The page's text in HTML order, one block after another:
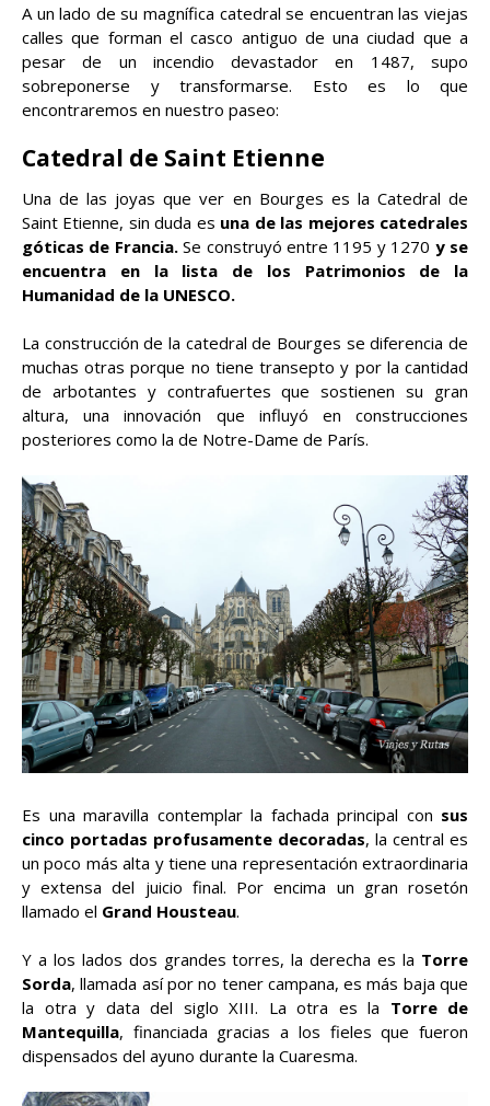
A un lado de su magnífica catedral se encuentran las viejas
calles que forman el casco antiguo de una ciudad que a
pesar de un incendio devastador en 1487, supo
sobreponerse y transformarse. Esto es lo que
encontraremos en nuestro paseo:
Catedral de Saint Etienne
Una de las joyas que ver en Bourges es la Catedral de
Saint Etienne, sin duda es una de las mejores catedrales
góticas de Francia.Se construyó entre 1195 y 1270 y se
encuentra en la lista de los Patrimonios de la
Humanidad de la UNESCO.
La construcción de la catedral de Bourges se diferencia de
muchas otras porque no tiene transepto y por la cantidad
de arbotantes y contrafuertes que sostienen su gran
altura, una innovación que influyó en construcciones
posteriores como la de Notre-Dame de París.
Es una maravilla contemplar la fachada principal con sus
cinco portadas profusamente decoradas, la central es
un poco más alta y tiene una representación extraordinaria
y extensa del juicio final. Por encima un gran rosetón
llamado el Grand Housteau.
Y a los lados dos grandes torres, la derecha es la Torre
Sorda, llamada así por no tener campana, es más baja que
la otra y data del siglo XIII. La otra es la Torre de
Mantequilla, financiada gracias a los fieles que fueron
dispensados del ayuno durante la Cuaresma.